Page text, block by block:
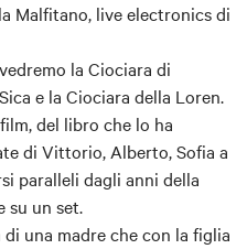
Malfitano, live electronics di
la Ciociara di
e la Ciociara della Loren.
del libro che lo ha
di Vittorio, Alberto, Sofia a
paralleli dagli anni della
su un set.
una madre che con la figlia